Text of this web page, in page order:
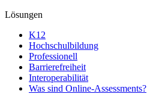
Lösungen
K12
Hochschulbildung
Professionell
Barrierefreiheit
Interoperabilität
Was sind Online-Assessments?